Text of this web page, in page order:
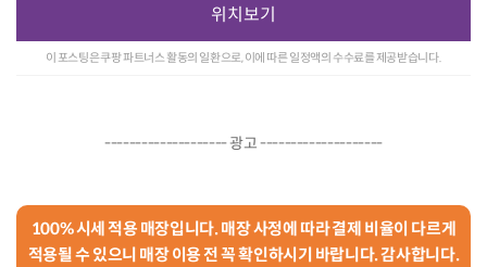
위치보기
이 포스팅은 쿠팡 파트너스 활동의 일환으로, 이에 따른 일정액의 수수료를 제공받습니다.
-------------------- 광고 --------------------
100% 시세 적용 매장입니다. 매장 사정에 따라 결제 비율이 다르게
적용될 수 있으니 매장 이용 전 꼭 확인하시기 바랍니다. 감사합니다.